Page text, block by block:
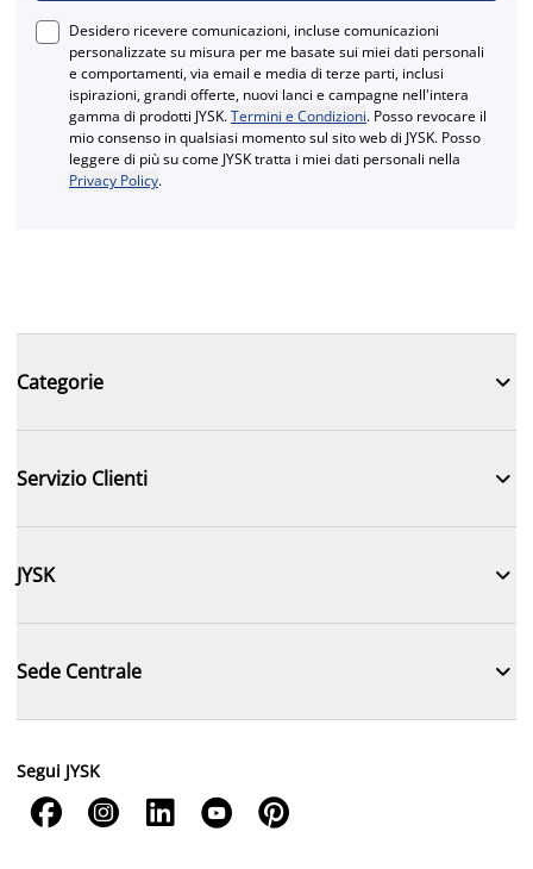
Desidero ricevere comunicazioni, incluse comunicazioni
personalizzate su misura per me basate sui miei dati personali
e comportamenti, via email e media di terze parti, inclusi
ispirazioni, grandi offerte, nuovi lanci e campagne nell'intera
gamma di prodotti JYSK.Termini e Condizioni. Posso revocare il
mio consenso in qualsiasi momento sul sito web di JYSK. Posso
leggere di più su come JYSK tratta i miei dati personali nella
Privacy Policy.
Categorie 
Servizio Clienti 
JYSK 
Sede Centrale 
Segui JYSK
    